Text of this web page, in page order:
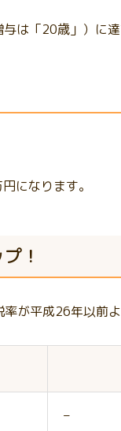
は「20歳」）に
になります。
！
が平成26年以前よ
–